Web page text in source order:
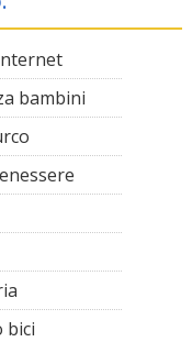
bambini
bici